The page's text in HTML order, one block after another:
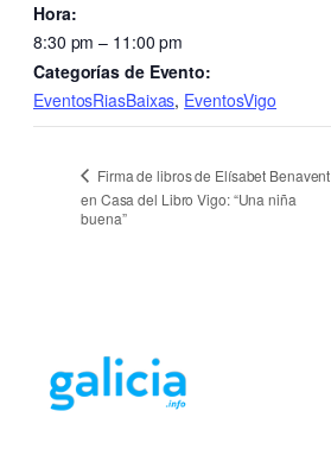
Hora:
8:30 pm – 11:00 pm
Categorías de Evento:
EventosRiasBaixas, EventosVigo
Firma de libros de Elísabet Benavent
en Casa del Libro Vigo: “Una niña
buena”